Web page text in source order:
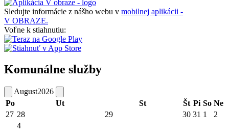
Sledujte informácie z nášho webu v mobilnej aplikácii -
V OBRAZE.
Voľne k stiahnutiu:
Komunálne služby
August2026
Po
Ut St Št Pi So Ne
27 28 29 30 31 1 2
4